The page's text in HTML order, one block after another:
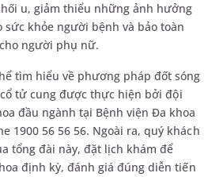
u, giảm thiểu những ảnh hưởng
sức khỏe người bệnh và bảo toàn
người phụ nữ.
tìm hiểu về phương pháp đốt sóng
tử cung được thực hiện bởi đội
đầu ngành tại Bệnh viện Đa khoa
1900 56 56 56. Ngoài ra, quý khách
tổng đài này, đặt lịch khám để
định kỳ, đánh giá đúng diễn tiến